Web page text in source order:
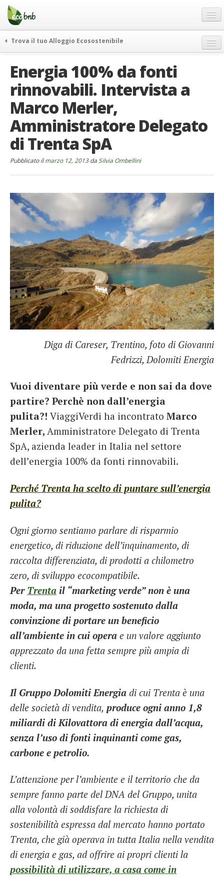
Menu
Salta
contenuto
Offerte Speciali
Regali
FAQ
Chi Siamo
Partner
Contatti
Italiano
English
Spanish
French
Italiano
Trova il tuo Alloggio Ecosostenibile
itinerari
curiosità
vivere e viaggiare verde
news ed eventi
ecohotel
rassegna stampa
Energia 100% da fonti
rinnovabili. Intervista a
Marco Merler,
Amministratore Delegato
di Trenta SpA
Pubblicato ilmarzo 12, 2013da Silvia Ombellini
Diga di Careser, Trentino, foto di Giovanni
Fedrizzi, Dolomiti Energia
Vuoi diventare più verde e non sai da dove
partire? Perchè non dall’energia
pulita?! ViaggiVerdi ha incontrato Marco
Merler, Amministratore Delegato di Trenta
SpA, azienda leader in Italia nel settore
dell’energia 100% da fonti rinnovabili.
Perché Trenta ha scelto di puntare sull’energia
pulita?
Ogni giorno sentiamo parlare di risparmio
energetico, di riduzione dell’inquinamento, di
raccolta differenziata, di prodotti a chilometro
zero, di sviluppo ecocompatibile.
Per Trenta il “marketing verde” non è una
moda, ma una progetto sostenuto dalla
convinzione di portare un beneficio
all’ambiente in cui opera e un valore aggiunto
apprezzato da una fetta sempre più ampia di
clienti.
Il Gruppo Dolomiti Energia di cui Trenta è una
delle società di vendita, produce ogni anno 1,8
miliardi di Kilovattora di energia dall’acqua,
senza l’uso di fonti inquinanti come gas,
carbone e petrolio.
L’attenzione per l’ambiente e il territorio che da
sempre fanno parte del DNA del Gruppo, unita
alla volontà di soddisfare la richiesta di
sostenibilità espressa dal mercato hanno portato
Trenta, che già operava in tutta Italia nella vendita
di energia e gas, ad offrire ai propri clienti la
possibilità di utilizzare, a casa come in